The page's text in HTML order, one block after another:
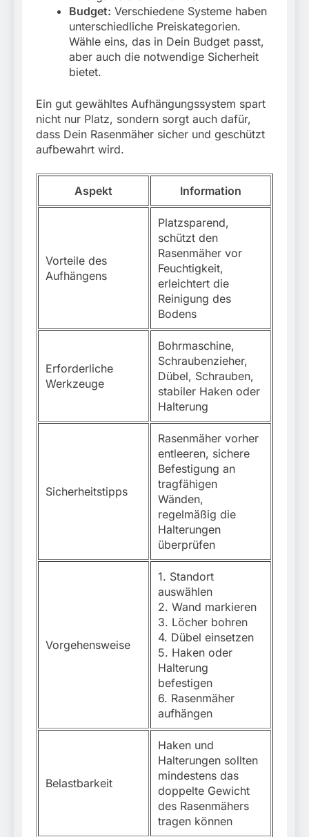
Budget: Verschiedene Systeme haben
unterschiedliche Preiskategorien.
Wähle eins, das in Dein Budget passt,
aber auch die notwendige Sicherheit
bietet.
Ein gut gewähltes Aufhängungssystem spart
nicht nur Platz, sondern sorgt auch dafür,
dass Dein Rasenmäher sicher und geschützt
aufbewahrt wird.
Aspekt Information
Vorteile des
Aufhängens
Platzsparend,
schützt den
Rasenmäher vor
Feuchtigkeit,
erleichtert die
Reinigung des
Bodens
Erforderliche
Werkzeuge
Bohrmaschine,
Schraubenzieher,
Dübel, Schrauben,
stabiler Haken oder
Halterung
Sicherheitstipps
Rasenmäher vorher
entleeren, sichere
Befestigung an
tragfähigen
Wänden,
regelmäßig die
Halterungen
überprüfen
Vorgehensweise
1. Standort
auswählen
2. Wand markieren
3. Löcher bohren
4. Dübel einsetzen
5. Haken oder
Halterung
befestigen
6. Rasenmäher
aufhängen
Belastbarkeit
Haken und
Halterungen sollten
mindestens das
doppelte Gewicht
des Rasenmähers
tragen können